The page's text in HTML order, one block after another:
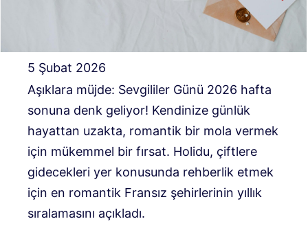
5 Şubat 2026
Aşıklara müjde: Sevgililer Günü 2026 hafta
sonuna denk geliyor! Kendinize günlük
hayattan uzakta, romantik bir mola vermek
için mükemmel bir fırsat. Holidu, çiftlere
gidecekleri yer konusunda rehberlik etmek
için en romantik Fransız şehirlerinin yıllık
sıralamasını açıkladı.